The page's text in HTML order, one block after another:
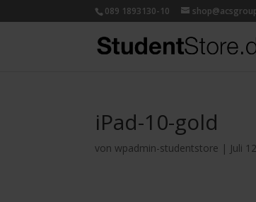
089 1893130-10
iPad-10-gold
vonwpadmin-studentstore | Juli